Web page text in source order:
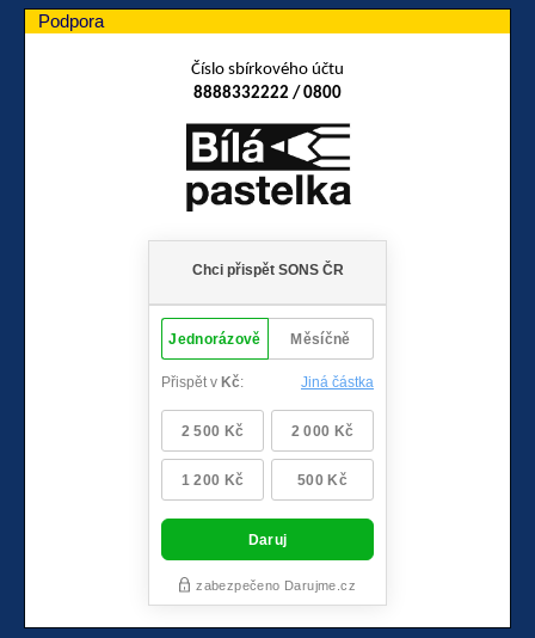
Podpora
Číslo sbírkového účtu
8888332222 / 0800